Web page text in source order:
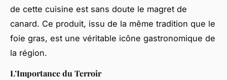
de cette cuisine est sans doute le magret de
canard. Ce produit, issu de la même tradition que le
foie gras, est une véritable icône gastronomique de
la région.
L’Importance du Terroir